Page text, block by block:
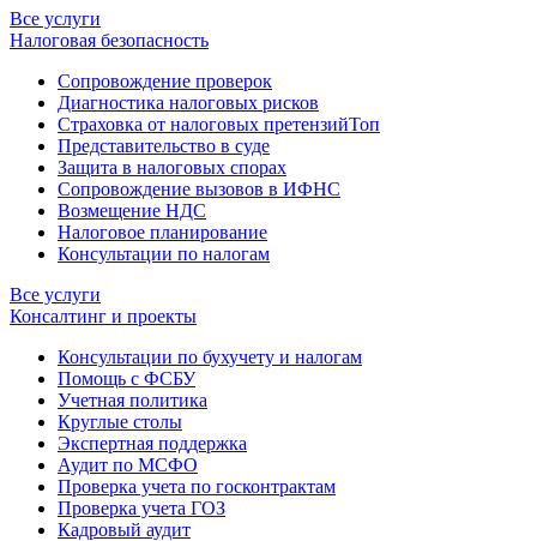
Все услуги
Налоговая безопасность
Сопровождение проверок
Диагностика налоговых рисков
Страховка от налоговых претензийТоп
Представительство в суде
Защита в налоговых спорах
Сопровождение вызовов в ИФНС
Возмещение НДС
Налоговое планирование
Консультации по налогам
Все услуги
Консалтинг и проекты
Консультации по бухучету и налогам
Помощь с ФСБУ
Учетная политика
Круглые столы
Экспертная поддержка
Аудит по МСФО
Проверка учета по госконтрактам
Проверка учета ГОЗ
Кадровый аудит